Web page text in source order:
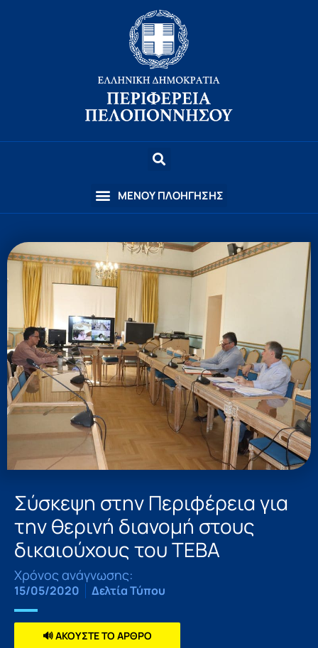
Σύσκεψη στην Περιφέρεια για
την θερινή διανομή στους
δικαιούχους του ΤΕΒΑ
Χρόνος ανάγνωσης:
15/05/2020 Δελτία Τύπου
🔊 ΑΚΟΥΣΤΕ ΤΟ ΑΡΘΡΟ